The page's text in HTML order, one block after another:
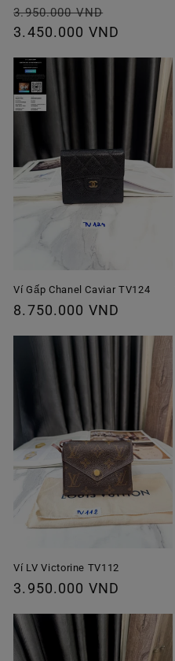
Giá
thông
3.950.000 VND
ưu
3.450.000 VND
Ví Gấp Chanel Caviar TV124
Giá
8.750.000 VND
Ví LV Victorine TV112
Giá
thường
3.950.000 VND